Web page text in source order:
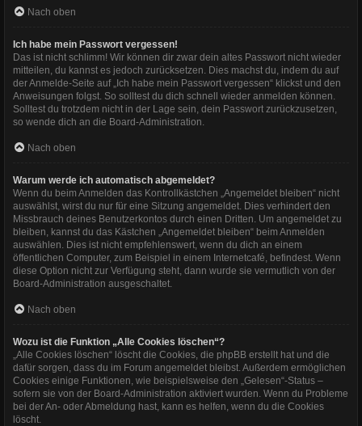
Nach oben
Ich habe mein Passwort vergessen!
Das ist nicht schlimm! Wir können dir zwar dein altes Passwort nicht wieder
mitteilen, du kannst es jedoch zurücksetzen. Dies machst du, indem du auf
der Anmelde-Seite auf „Ich habe mein Passwort vergessen“ klickst und den
Anweisungen folgst. So solltest du dich schnell wieder anmelden können.
Solltest du trotzdem nicht in der Lage sein, dein Passwort zurückzusetzen,
so wende dich an die Board-Administration.
Nach oben
Warum werde ich automatisch abgemeldet?
Wenn du beim Anmelden das Kontrollkästchen „Angemeldet bleiben“ nicht
auswählst, wirst du nur für eine Sitzung angemeldet. Dies verhindert den
Missbrauch deines Benutzerkontos durch einen Dritten. Um angemeldet zu
bleiben, kannst du das Kästchen „Angemeldet bleiben“ beim Anmelden
auswählen. Dies ist nicht empfehlenswert, wenn du dich an einem
öffentlichen Computer, zum Beispiel in einem Internetcafé, befindest. Wenn
diese Option nicht zur Verfügung steht, dann wurde sie vermutlich von der
Board-Administration ausgeschaltet.
Nach oben
Wozu ist die Funktion „Alle Cookies löschen“?
„Alle Cookies löschen“ löscht die Cookies, die phpBB erstellt hat und die
dafür sorgen, dass du im Forum angemeldet bleibst. Außerdem ermöglichen
Cookies einige Funktionen, wie beispielsweise den „Gelesen“-Status –
sofern sie von der Board-Administration aktiviert wurden. Wenn du Probleme
bei der An- oder Abmeldung hast, kann es helfen, wenn du die Cookies
löscht.